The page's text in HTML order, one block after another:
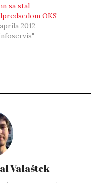
sa stal
OKS
2012
Valaštek